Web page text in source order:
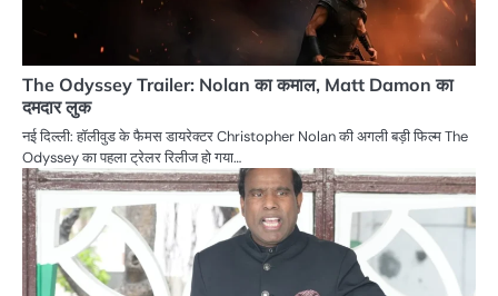
The Odyssey Trailer: Nolan का कमाल, Matt Damon का
दमदार लुक
नई दिल्ली: हॉलीवुड के फैमस डायरेक्टर Christopher Nolan की अगली बड़ी फिल्म The
Odyssey का पहला ट्रेलर रिलीज हो गया…